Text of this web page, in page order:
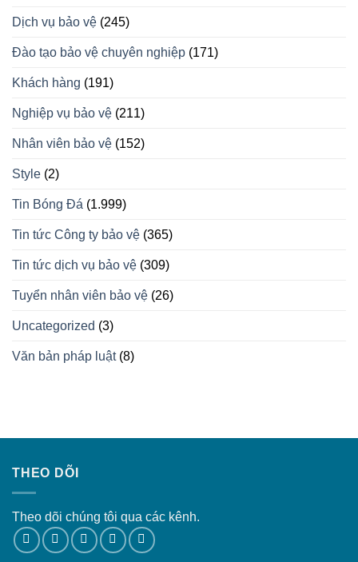
Dịch vụ bảo vệ (245)
Đào tạo bảo vệ chuyên nghiệp (171)
Khách hàng (191)
Nghiệp vụ bảo vệ (211)
Nhân viên bảo vệ (152)
Style (2)
Tin Bóng Đá (1.999)
Tin tức Công ty bảo vệ (365)
Tin tức dịch vụ bảo vệ (309)
Tuyển nhân viên bảo vệ (26)
Uncategorized (3)
Văn bản pháp luật(8)
THEO DÕI
Theo dõi chúng tôi qua các kênh.